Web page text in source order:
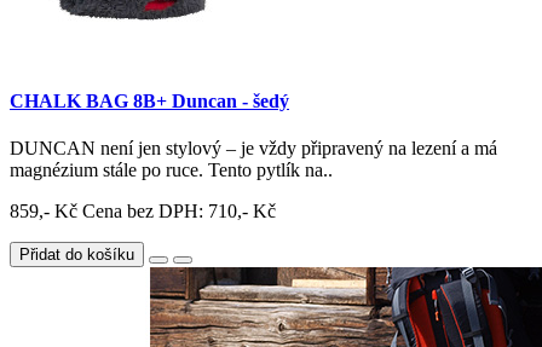
CHALK BAG 8B+ Duncan - šedý
DUNCAN není jen stylový – je vždy připravený na lezení a má
magnézium stále po ruce. Tento pytlík na..
859,- Kč Cena bez DPH: 710,- Kč
Přidat do košíku